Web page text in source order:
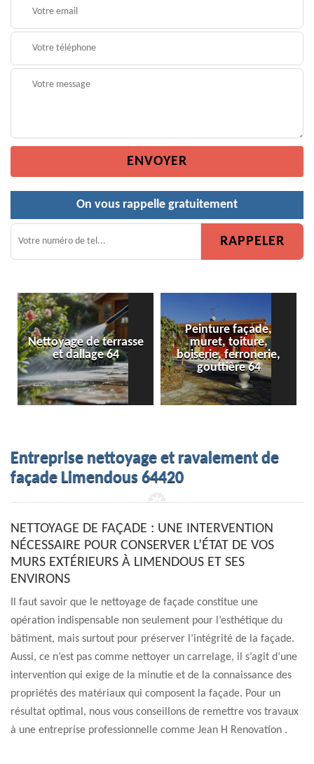
On vous rappelle gratuitement
terrasse
64
Peinture façade,
muret, toiture,
boiserie, ferronerie,
gouttière 64
Peinture de
Entreprise nettoyage et ravalement de
façade Limendous 64420
NETTOYAGE DE FAÇADE : UNE INTERVENTION
NÉCESSAIRE POUR CONSERVER L’ÉTAT DE VOS
MURS EXTÉRIEURS À LIMENDOUS ET SES
ENVIRONS
Il faut savoir que le nettoyage de façade constitue une
opération indispensable non seulement pour l’esthétique du
bâtiment, mais surtout pour préserver l’intégrité de la façade.
Aussi, ce n’est pas comme nettoyer un carrelage, il s’agit d’une
intervention qui exige de la minutie et de la connaissance des
propriétés des matériaux qui composent la façade. Pour un
résultat optimal, nous vous conseillons de remettre vos travaux
à une entreprise professionnelle comme Jean H Renovation .